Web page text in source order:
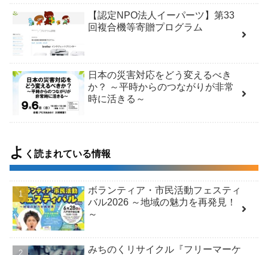
【認定NPO法人イーパーツ】第33
回複合機等寄贈プログラム
日本の災害対応をどう変えるべき
か？ ～平時からのつながりが非常
時に活きる～
よ く読まれている情報
ボランティア・市民活動フェスティ
バル2026 ～地域の魅力を再発見！
～
みちのくリサイクル『フリーマーケ